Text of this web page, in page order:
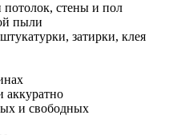
потолок, стены и пол
пыли
затирки, клея
аккуратно
и свободных